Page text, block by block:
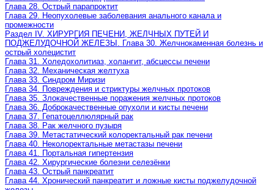
Глава 28. Острый парапроктит
Глава 29. Неопухолевые заболевания анального канала и
промежности
Раздел IV. ХИРУРГИЯ ПЕЧЕНИ, ЖЕЛЧНЫХ ПУТЕЙ И
ПОДЖЕЛУДОЧНОЙ ЖЕЛЕЗЫ. Глава 30. Желчнокаменная болезнь и
острый холецистит
Глава 31. Холедохолитиаз, холангит, абсцессы печени
Глава 32. Механическая желтуха
Глава 33. Синдром Миризи
Глава 34. Повреждения и стриктуры желчных протоков
Глава 35. Злокачественные поражения желчных протоков
Глава 36. Доброкачественные опухоли и кисты печени
Глава 37. Гепатоцеллюлярный рак
Глава 38. Рак желчного пузыря
Глава 39. Метастатический колоректальный рак печени
Глава 40. Неколоректальные метастазы печени
Глава 41. Портальная гипертензия
Глава 42. Хирургические болезни селезёнки
Глава 43. Острый панкреатит
Глава 44. Хронический панкреатит и ложные кисты поджелудочной